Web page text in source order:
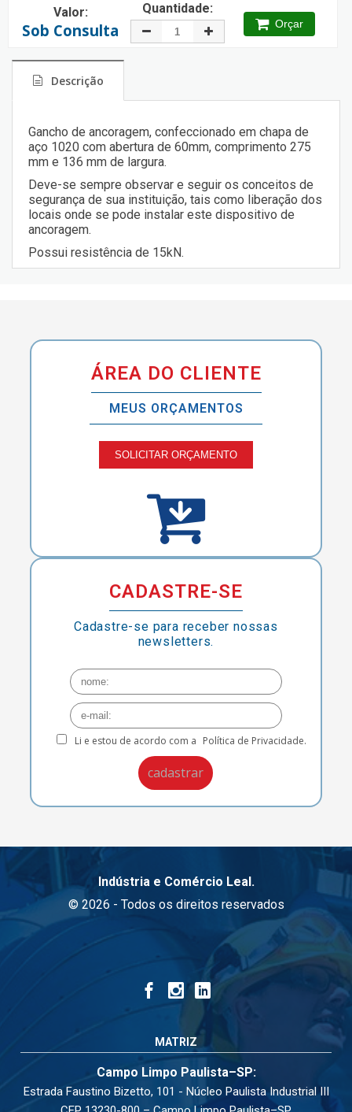
Valor:
Sob Consulta
Quantidade:
Orçar
Descrição
Gancho de ancoragem, confeccionado em chapa de
aço 1020 com abertura de 60mm, comprimento 275
mm e 136 mm de largura.
Deve-se sempre observar e seguir os conceitos de
segurança de sua instituição, tais como liberação dos
locais onde se pode instalar este dispositivo de
ancoragem.
Possui resistência de 15kN.
ÁREA DO CLIENTE
MEUS ORÇAMENTOS
SOLICITAR ORÇAMENTO
CADASTRE-SE
Cadastre-se para receber nossas
newsletters.
Li e estou de acordo com a Política de Privacidade.
Indústria e Comércio Leal.
© 2026 - Todos os direitos reservados
MATRIZ
Campo Limpo Paulista–SP:
Estrada Faustino Bizetto, 101 - Núcleo Paulista Industrial III